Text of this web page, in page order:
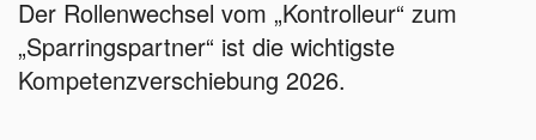
Der Rollenwechsel vom „Kontrolleur“ zum
„Sparringspartner“ ist die wichtigste
Kompetenzverschiebung 2026.